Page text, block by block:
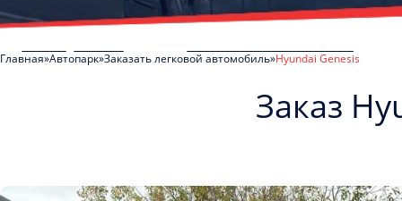
Главная Автопарк Заказать легковой автомобиль Hyundai Genesis
Заказ